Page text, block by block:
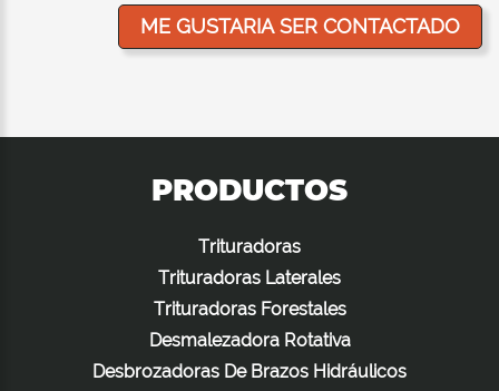
PRODUCTOS
Trituradoras
Trituradoras Laterales
Trituradoras Forestales
Desmalezadora Rotativa
Desbrozadoras De Brazos Hidráulicos